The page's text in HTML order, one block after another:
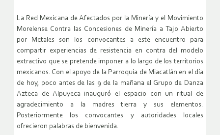
La Red Mexicana de Afectados por la Minería y el Movimiento
Morelense Contra las Concesiones de Minería a Tajo Abierto
por Metales son los convocantes a este encuentro para
compartir experiencias de resistencia en contra del modelo
extractivo que se pretende imponer a lo largo de los territorios
mexicanos. Con el apoyo de la Parroquia de Miacatlán en el día
de hoy, poco antes de las 9 de la mañana el Grupo de Danza
Azteca de Alpuyeca inauguró el espacio con un ritual de
agradecimiento a la madres tierra y sus elementos.
Posteriormente los convocantes y autoridades locales
ofrecieron palabras de bienvenida.